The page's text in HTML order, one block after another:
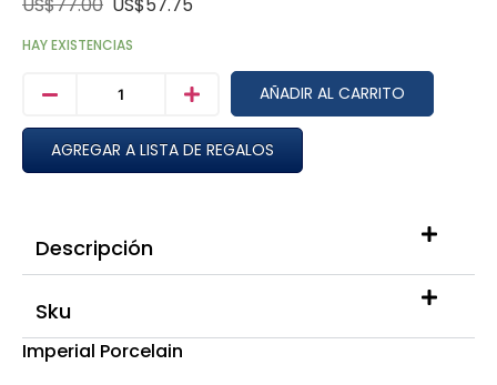
US$77.00 US$57.75
HAY EXISTENCIAS
AÑADIR AL CARRITO
AGREGAR A LISTA DE REGALOS
Descripción
Sku
Imperial Porcelain